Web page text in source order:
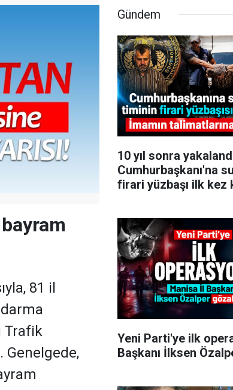
81 il
Trafik
Gündem
10 yıl sonra
Cumhurbaşkanı'na
firari yüzbaşı ilk kez
Yeni Parti'ye ilk
Başkanı İlksen